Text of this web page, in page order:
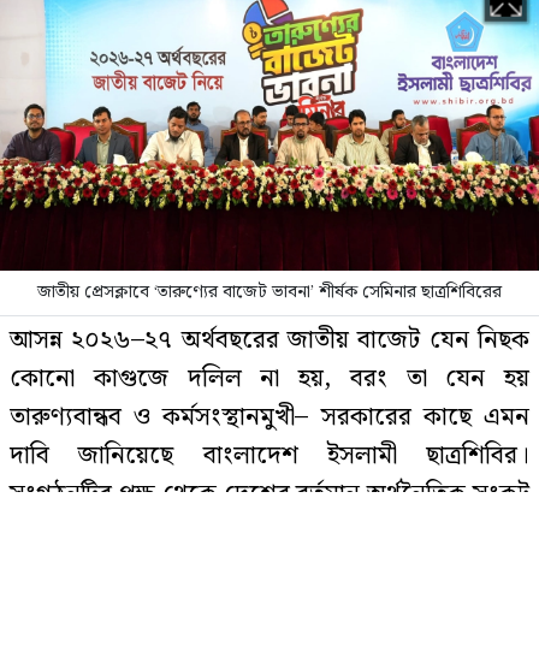
চলতি মাসে ফের টানা ৪ দিনের ছুটির
সুযোগ
রাষ্ট্রপতি হওয়ার প্রস্তাব পাননি ড. ইউনূস
যে ৩ ব্যাংকে যাবে ফ্যামিলি কার্ডের
টাকা, বিতরণ কবে
বিয়ের আগেই অন্তঃসত্ত্বা, মেয়েকে নদীতে
জাতীয় প্রেসক্লাবে ‘তারুণ্যের বাজেট ভাবনা’ শীর্ষক সেমিনার ছাত্রশিবিরের
আসন্ন ২০২৬–২৭ অর্থবছরের জাতীয় বাজেট যেন নিছক
কোনো কাগুজে দলিল না হয়, বরং তা যেন হয়
তারুণ্যবান্ধব ও কর্মসংস্থানমুখী– সরকারের কাছে এমন
দাবি জানিয়েছে বাংলাদেশ ইসলামী ছাত্রশিবির।
সংগঠনটির পক্ষ থেকে দেশের বর্তমান অর্থনৈতিক সংকট